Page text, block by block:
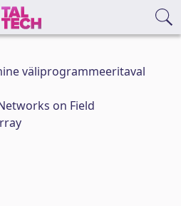
väliprogrammeeritaval
on Field